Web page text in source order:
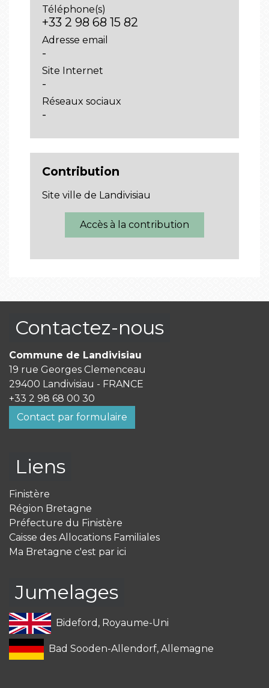
Téléphone(s)
+33 2 98 68 15 82
Adresse email
-
Site Internet
-
Réseaux sociaux
-
Contribution
Site ville de Landivisiau
Accès à la contribution
Contactez-nous
Commune de Landivisiau
19 rue Georges Clemenceau
29400 Landivisiau - FRANCE
+33 2 98 68 00 30
Contact par formulaire
Liens
Finistère
Région Bretagne
Préfecture du Finistère
Caisse des Allocations Familiales
Ma Bretagne c'est par ici
Jumelages
Bideford, Royaume-Uni
Bad Sooden-Allendorf, Allemagne